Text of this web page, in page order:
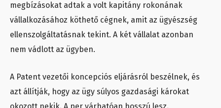
megbízásokat adtak a volt kapitány rokonának
vállalkozásához köthető cégnek, amit az ügyészség
ellenszolgáltatásnak tekint. A két vállalat azonban
nem vádlott az ügyben.
A Patent vezetői koncepciós eljárásról beszélnek, és
azt állítják, hogy az ügy súlyos gazdasági károkat